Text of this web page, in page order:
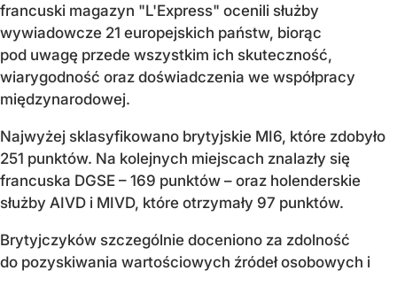
francuski magazyn "L'Express" ocenili służby
wywiadowcze 21 europejskich państw, biorąc
pod uwagę przede wszystkim ich skuteczność,
wiarygodność oraz doświadczenia we współpracy
międzynarodowej.
Najwyżej sklasyfikowano brytyjskie MI6, które zdobyło
251 punktów. Na kolejnych miejscach znalazły się
francuska DGSE – 169 punktów – oraz holenderskie
służby AIVD i MIVD, które otrzymały 97 punktów.
Brytyjczyków szczególnie doceniono za zdolność
do pozyskiwania wartościowych źródeł osobowych i